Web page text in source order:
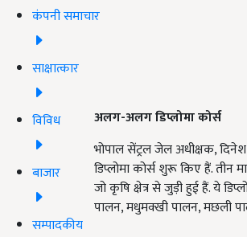
कंपनी समाचार
साक्षात्कार
विविध
बाजार
सम्पादकीय
अलग-अलग डिप्लोमा कोर्स
भोपाल सेंट्रल जेल अधीक्षक,
डिप्लोमा कोर्स शुरू किए हैं. तीन
जो कृषि क्षेत्र से जुड़ी हुई हैं. ये
पालन, मधुमक्खी पालन, मछली